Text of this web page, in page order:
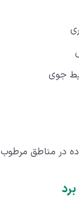
جوی
در مناطق مرطوب